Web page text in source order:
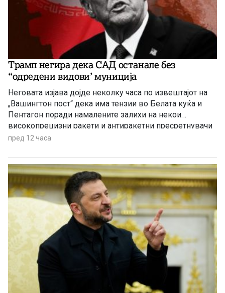
Трамп негира дека САД останале без
“одредени видови’ муниција
Неговата изјава дојде неколку часа по извештајот на
„Вашингтон пост“ дека има тензии во Белата куќа и
Пентагон поради намалените залихи на некои
високопрецизни ракети и антиракетни пресретнувачи
по долготрајната воена кампања против Иран
пред 12 часа